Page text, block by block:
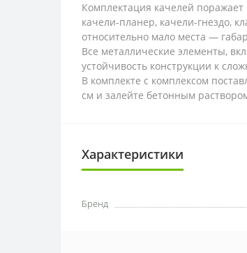
Комплектация качелей
качели-планер, качели-гнездо,
относительно мало места —
Все металлические элементы,
устойчивость конструкции к
В комплекте с комплексом
см и залейте бетонным
Характеристики
Бренд